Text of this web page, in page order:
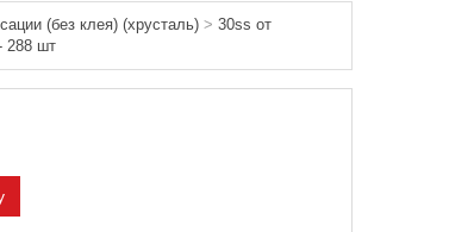
(без клея) (хрусталь)> 30ss от
288 шт